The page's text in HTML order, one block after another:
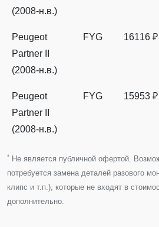
(2008-н.в.)
Peugeot
Partner II
(2008-н.в.)
FYG 16116 ₽
Peugeot
Partner II
(2008-н.в.)
FYG 15953 ₽
* Не является публичной офертой.
потребуется замена деталей разового
клипс и т.п.), которые не входят в
дополнительно.